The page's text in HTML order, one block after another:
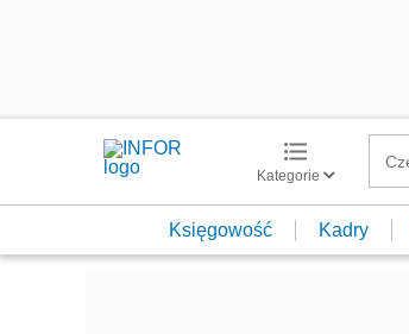
Kategorie
Księgowość Kadry